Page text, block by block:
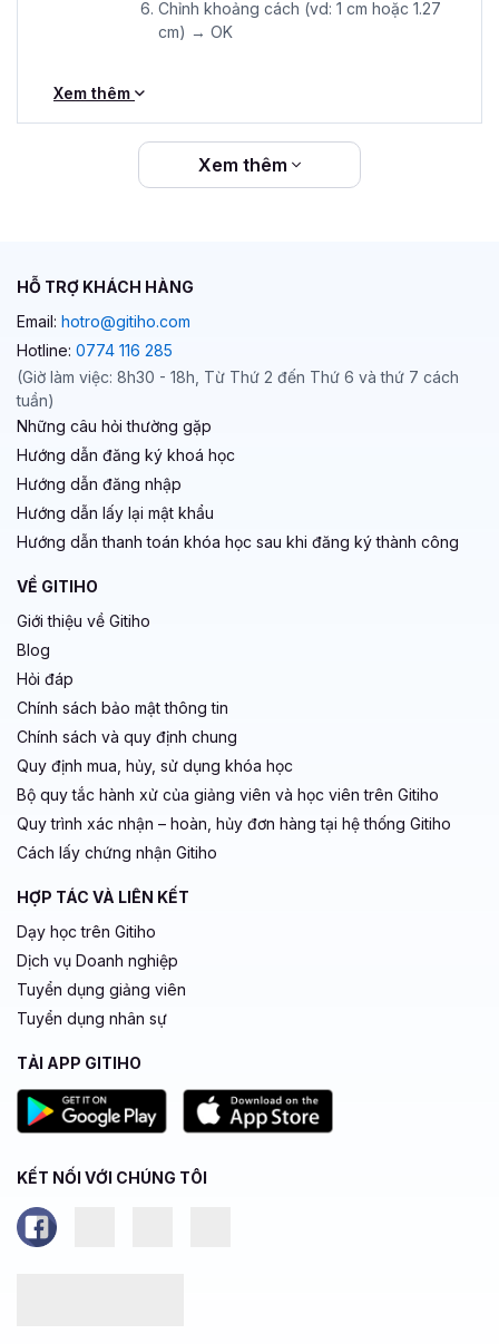
Chỉnh khoảng cách (vd: 1 cm hoặc 1.27
cm) → OK
Xem thêm
Xem thêm
HỖ TRỢ KHÁCH HÀNG
Email: hotro@gitiho.com
Hotline: 0774 116 285
(Giờ làm việc: 8h30 - 18h, Từ Thứ 2 đến Thứ 6 và thứ 7 cách
tuần)
Những câu hỏi thường gặp
Hướng dẫn đăng ký khoá học
Hướng dẫn đăng nhập
Hướng dẫn lấy lại mật khẩu
Hướng dẫn thanh toán khóa học sau khi đăng ký thành công
VỀ GITIHO
Giới thiệu về Gitiho
Blog
Hỏi đáp
Chính sách bảo mật thông tin
Chính sách và quy định chung
Quy định mua, hủy, sử dụng khóa học
Bộ quy tắc hành xử của giảng viên và học viên trên Gitiho
Quy trình xác nhận – hoàn, hủy đơn hàng tại hệ thống Gitiho
Cách lấy chứng nhận Gitiho
HỢP TÁC VÀ LIÊN KẾT
Dạy học trên Gitiho
Dịch vụ Doanh nghiệp
Tuyển dụng giảng viên
Tuyển dụng nhân sự
TẢI APP GITIHO
KẾT NỐI VỚI CHÚNG TÔI